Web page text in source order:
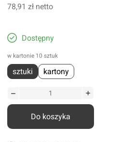
78,91 zł netto
Dostępny
w kartonie 10 sztuk
sztuki kartony
Do koszyka